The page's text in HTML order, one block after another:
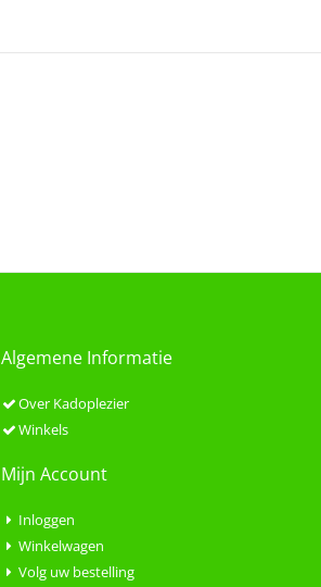
Algemene Informatie
Over Kadoplezier
Winkels
Mijn Account
Inloggen
Winkelwagen
Volg uw bestelling